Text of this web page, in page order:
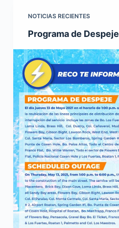
NOTICIAS RECIENTES
Programa de Despeje